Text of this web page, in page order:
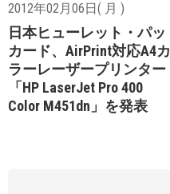
2012年02月06日( 月 )
日本ヒューレット・パッ
カード、AirPrint対応A4カ
ラーレーザープリンター
「HP LaserJet Pro 400
Color M451dn」を発表